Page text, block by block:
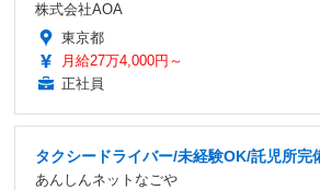
株式会社AOA
東京都
月給27万4,000円～
正社員
タクシードライバー/未経験OK/託児所完
あんしんネットなごや